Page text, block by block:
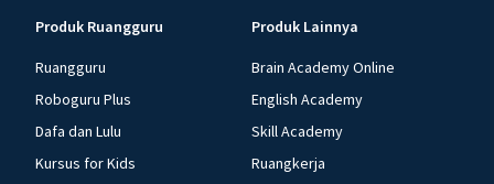
Produk Ruangguru
Ruangguru
Roboguru Plus
Dafa dan Lulu
Kursus for Kids
Produk Lainnya
Brain Academy Online
English Academy
Skill Academy
Ruangkerja